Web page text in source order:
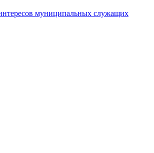
муниципальных служащих